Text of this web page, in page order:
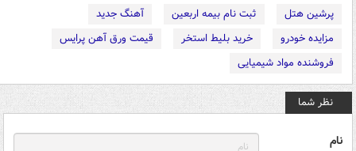
پرشین هتل
ثبت نام بیمه اربعین
آهنگ جدید
مزایده خودرو
خرید بلیط استخر
قیمت ورق آهن پرایس
فروشنده مواد شیمیایی
نظر شما
نام